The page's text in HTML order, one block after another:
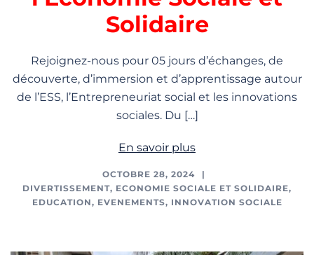
Solidaire
Rejoignez-nous pour 05 jours d’échanges, de
découverte, d’immersion et d’apprentissage autour
de l’ESS, l’Entrepreneuriat social et les innovations
sociales. Du […]
En savoir plus
OCTOBRE 28, 2024
DIVERTISSEMENT, ECONOMIE SOCIALE ET SOLIDAIRE,
EDUCATION, EVENEMENTS, INNOVATION SOCIALE